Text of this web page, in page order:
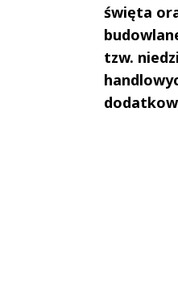
święta
tzw.
Andrzej